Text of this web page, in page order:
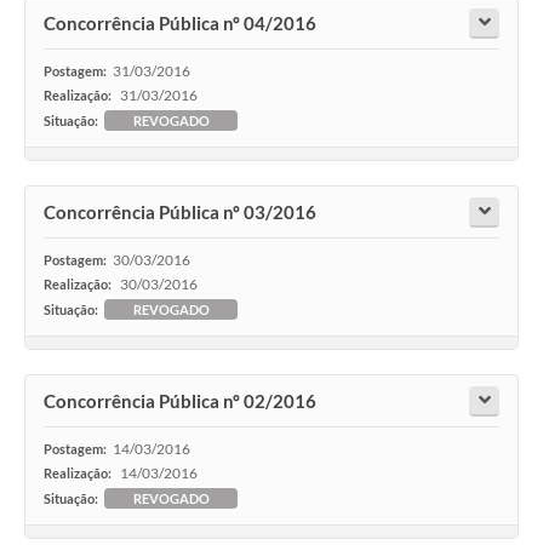
Concorrência Pública nº 04/2016
Postagem: 31/03/2016
Realização: 31/03/2016
Situação: REVOGADO
Concorrência Pública nº 03/2016
Postagem: 30/03/2016
Realização: 30/03/2016
Situação: REVOGADO
Concorrência Pública nº 02/2016
Postagem: 14/03/2016
Realização: 14/03/2016
Situação: REVOGADO